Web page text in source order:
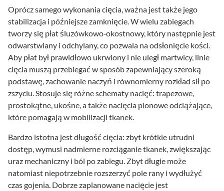
Oprócz samego wykonania cięcia, ważna jest także jego
stabilizacja i późniejsze zamknięcie. W wielu zabiegach
tworzy się płat śluzówkowo‑okostnowy, który następnie jest
odwarstwiany i odchylany, co pozwala na odsłonięcie kości.
Aby płat był prawidłowo ukrwiony i nie uległ martwicy, linie
cięcia muszą przebiegać w sposób zapewniający szeroką
podstawę, zachowanie naczyń i równomierny rozkład sił po
zszyciu. Stosuje się różne schematy nacięć: trapezowe,
prostokątne, ukośne, a także nacięcia pionowe odciążające,
które pomagają w mobilizacji tkanek.
Bardzo istotna jest długość cięcia: zbyt krótkie utrudni
dostęp, wymusi nadmierne rozciąganie tkanek, zwiększając
uraz mechaniczny i ból po zabiegu. Zbyt długie może
natomiast niepotrzebnie rozszerzyć pole rany i wydłużyć
czas gojenia. Dobrze zaplanowane nacięcie jest